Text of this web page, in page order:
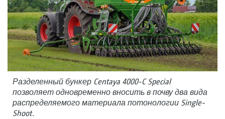
Разделенный бункер Centaya 4000-C Special
позволяет одновременно вносить в почву два вида
распределяемого материала потонологии Single-
Shoot.